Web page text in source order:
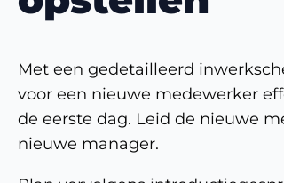
de eerste dag. Leid de nieuwe
Plan vervolgens
ervoor dat de nieuwe
systemen, bedrijfsprocedures
Geef je nieuwe medewerker